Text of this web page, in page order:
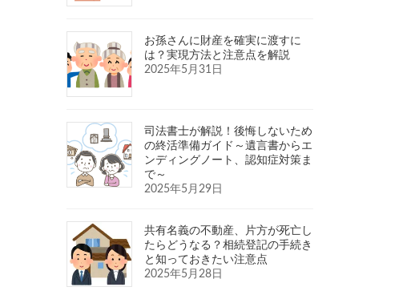
お孫さんに財産を確実に渡すに
は？実現方法と注意点を解説
2025年5月31日
司法書士が解説！後悔しないため
の終活準備ガイド～遺言書からエ
ンディングノート、認知症対策ま
で～
2025年5月29日
共有名義の不動産、片方が死亡し
たらどうなる？相続登記の手続き
と知っておきたい注意点
2025年5月28日